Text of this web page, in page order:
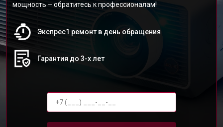
мощность – обратитесь к профессионалам!
Экспрес1 ремонт в день обращения
Гарантия до 3-х лет